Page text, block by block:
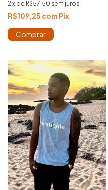
2x de R$57,50 sem juros
R$109,25 com Pix
Comprar